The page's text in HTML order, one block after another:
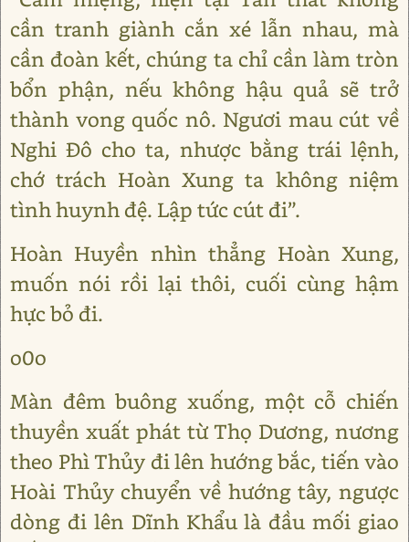
cần tranh giành cắn xé lẫn nhau, mà
cần đoàn kết, chúng ta chỉ cần làm tròn
bổn phận, nếu không hậu quả sẽ trở
thành vong quốc nô. Ngươi mau cút về
Nghi Đô cho ta, nhược bằng trái lệnh,
chớ trách Hoàn Xung ta không niệm
tình huynh đệ. Lập tức cút đi”.
Hoàn Huyền nhìn thẳng Hoàn Xung,
muốn nói rồi lại thôi, cuối cùng hậm
hực bỏ đi.
o0o
Màn đêm buông xuống, một cỗ chiến
thuyền xuất phát từ Thọ Dương, nương
theo Phì Thủy đi lên hướng bắc, tiến vào
Hoài Thủy chuyển về hướng tây, ngược
dòng đi lên Dĩnh Khẩu là đầu mối giao